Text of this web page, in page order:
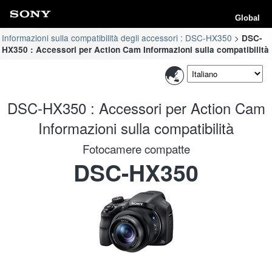
Global
Informazioni sulla compatibilità degli accessori : DSC-HX350
DSC-
HX350 : Accessori per Action Cam Informazioni sulla compatibilità
DSC-HX350 : Accessori per Action Cam
Informazioni sulla compatibilità
Fotocamere compatte
DSC-HX350